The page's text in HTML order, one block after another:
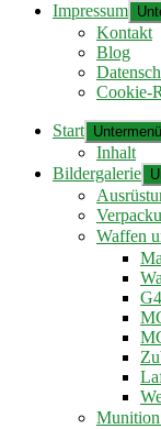
Impressum
Kontakt
Blog
Cookie-
Start
Inhalt
Bildergalerie
Waffen